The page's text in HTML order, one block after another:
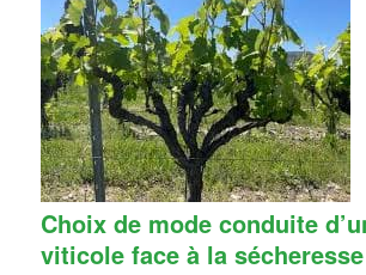
Choix de mode conduite
viticole face à la sécheresse